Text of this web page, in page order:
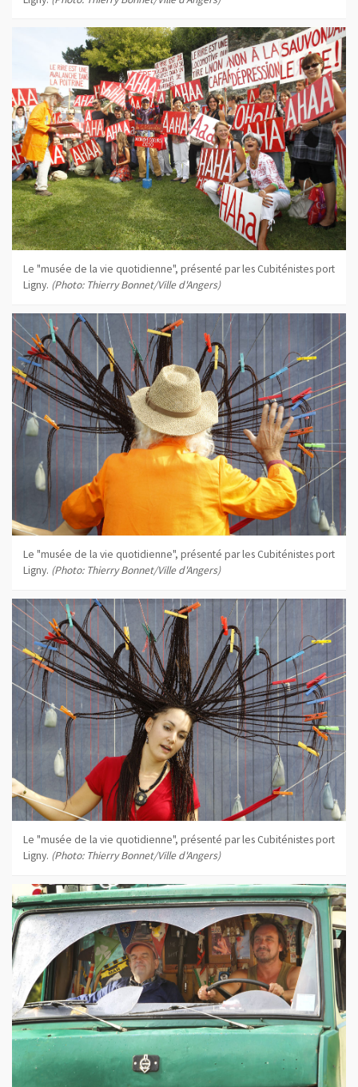
Le "musée de la vie quotidienne", présenté par les Cubiténistes port
Ligny. (Photo: Thierry Bonnet/Ville d'Angers)
Le "musée de la vie quotidienne", présenté par les Cubiténistes port
Ligny. (Photo: Thierry Bonnet/Ville d'Angers)
Le "musée de la vie quotidienne", présenté par les Cubiténistes port
Ligny. (Photo: Thierry Bonnet/Ville d'Angers)